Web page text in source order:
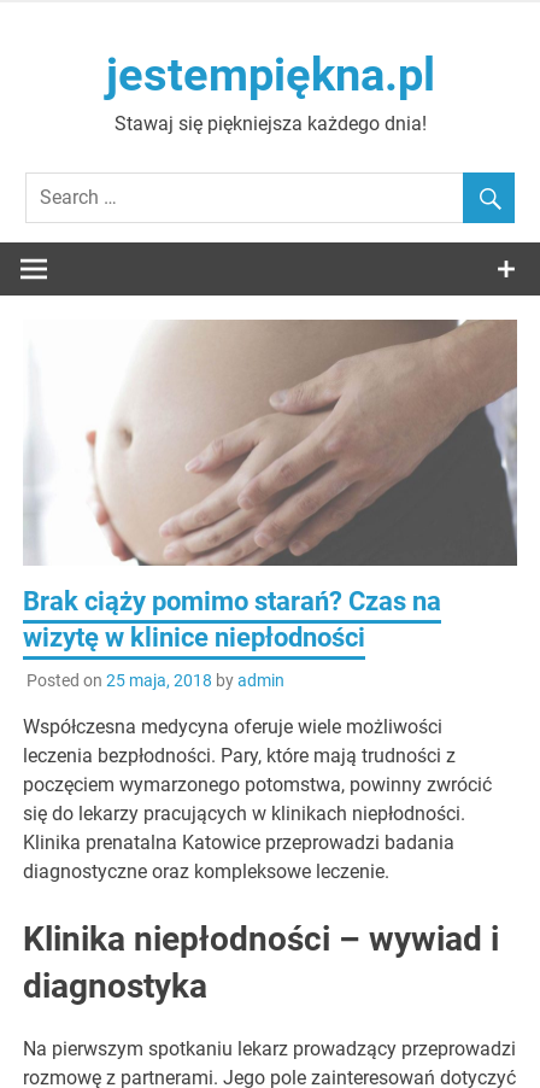
jestempiękna.pl
Stawaj się piękniejsza każdego dnia!
Brak ciąży pomimo starań? Czas na
wizytę w klinice niepłodności
Posted on 25 maja, 2018 byadmin
Współczesna medycyna oferuje wiele możliwości
leczenia bezpłodności. Pary, które mają trudności z
poczęciem wymarzonego potomstwa, powinny zwrócić
się do lekarzy pracujących w klinikach niepłodności.
Klinika prenatalna Katowice przeprowadzi badania
diagnostyczne oraz kompleksowe leczenie.
Klinika niepłodności – wywiad i
diagnostyka
Na pierwszym spotkaniu lekarz prowadzący przeprowadzi
rozmowę z partnerami. Jego pole zainteresowań dotyczyć